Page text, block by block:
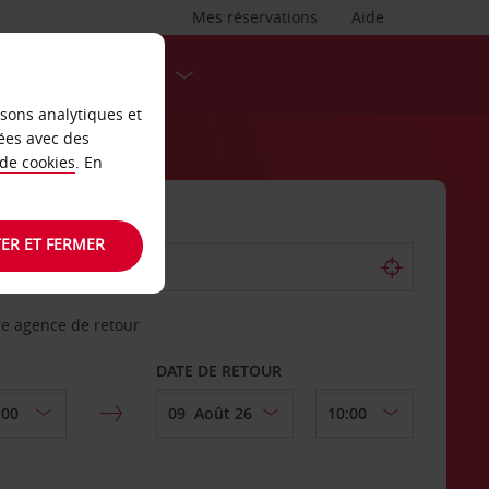
Aide
Mes réservations
agence de retour
DATE DE RETOUR
analytiques et
avec des
cookies. En
ET FERMER